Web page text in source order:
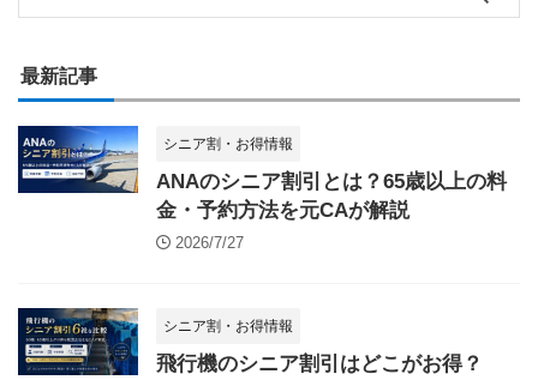
最新記事
シニア割・お得情報
ANAのシニア割引とは？65歳以上の料
金・予約方法を元CAが解説
2026/7/27
シニア割・お得情報
飛行機のシニア割引はどこがお得？